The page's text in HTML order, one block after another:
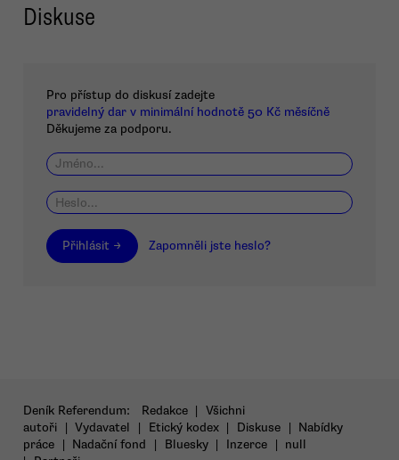
Diskuse
Pro přístup do diskusí zadejte
pravidelný dar v minimální hodnotě 50 Kč měsíčně
Děkujeme za podporu.
Přihlásit → Zapomněli jste heslo?
Deník Referendum: Redakce | Všichni
autoři | Vydavatel | Etický kodex | Diskuse | Nabídky
práce | Nadační fond | Bluesky | Inzerce | null